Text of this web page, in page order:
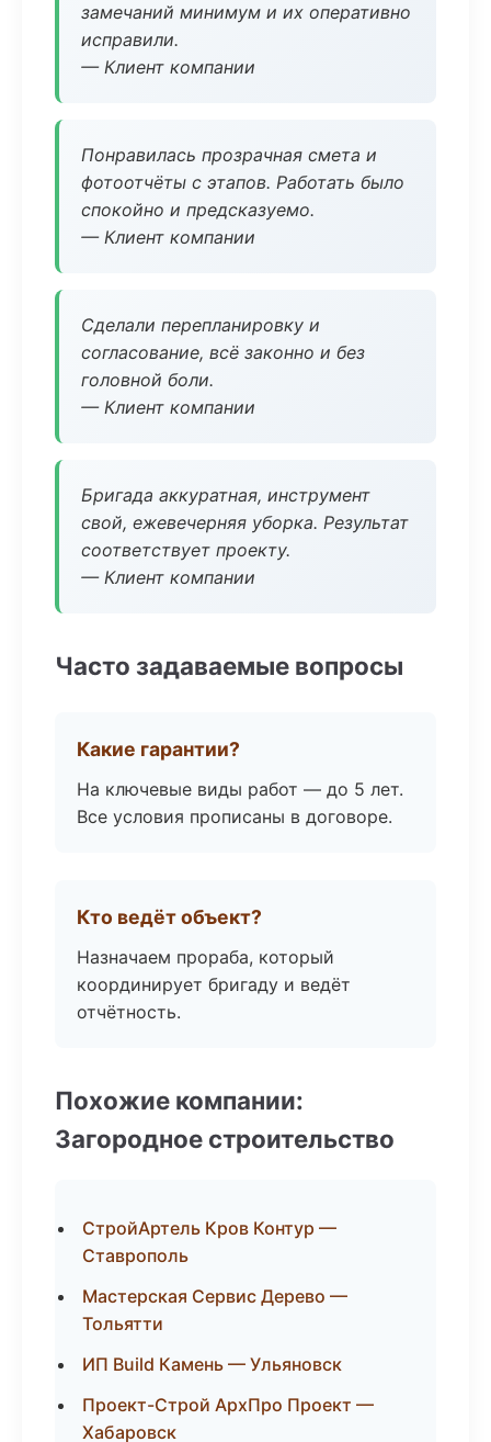
замечаний минимум и их оперативно
исправили.
— Клиент компании
Понравилась прозрачная смета и
фотоотчёты с этапов. Работать было
спокойно и предсказуемо.
— Клиент компании
Сделали перепланировку и
согласование, всё законно и без
головной боли.
— Клиент компании
Бригада аккуратная, инструмент
свой, ежевечерняя уборка. Результат
соответствует проекту.
— Клиент компании
Часто задаваемые вопросы
Какие гарантии?
На ключевые виды работ — до 5 лет.
Все условия прописаны в договоре.
Кто ведёт объект?
Назначаем прораба, который
координирует бригаду и ведёт
отчётность.
Похожие компании:
Загородное строительство
СтройАртель Кров Контур —
Ставрополь
Мастерская Сервис Дерево —
Тольятти
ИП Build Камень — Ульяновск
Проект-Строй АрхПро Проект —
Хабаровск